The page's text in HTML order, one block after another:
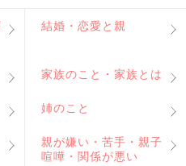
結婚・恋愛と親
家族のこと・家族とは
姉のこと
親が嫌い・苦手・親子
喧嘩・関係が悪い